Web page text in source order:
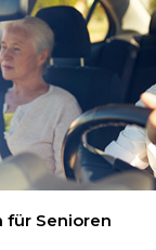
für Senioren